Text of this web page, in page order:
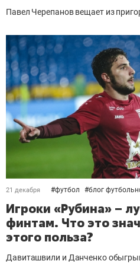
Павел Черепанов вещает из
21 декабря #футбол #блог
Игроки «Рубина» –
финтам. Что это
этого польза?
Давиташвили и Данченко